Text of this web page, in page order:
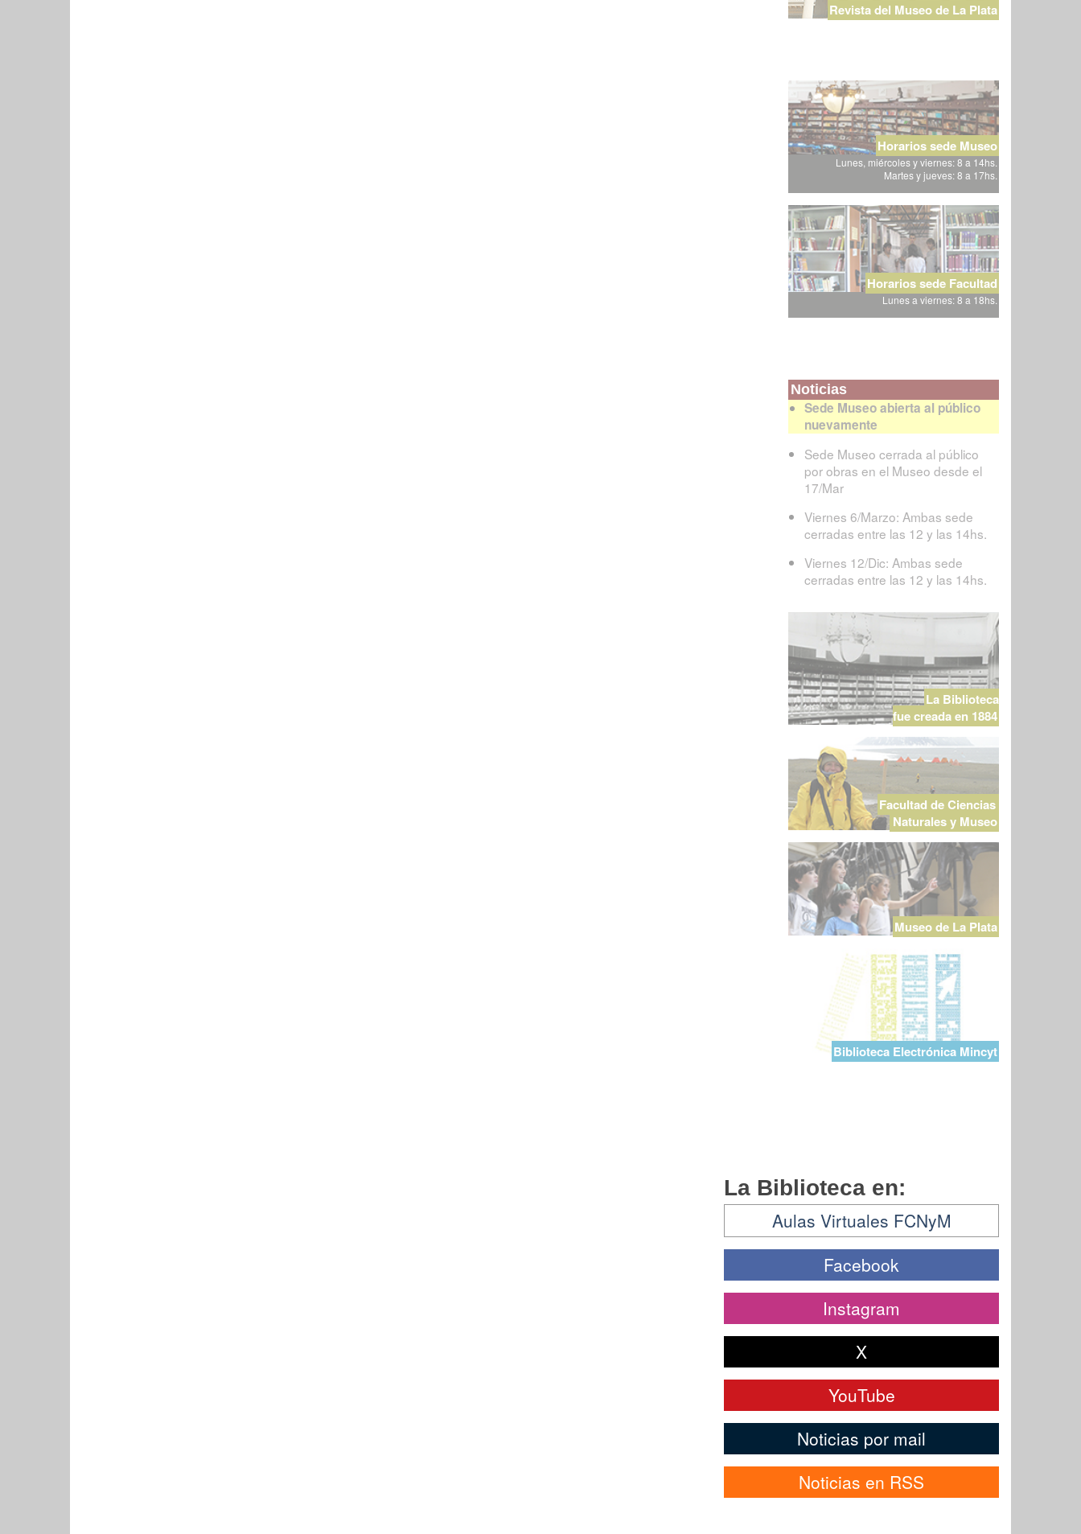
Revista del Museo de La Plata
Horarios sede Museo
Lunes, miércoles y viernes: 8 a 14hs.
Martes y jueves: 8 a 17hs.
Horarios sede Facultad
Lunes a viernes: 8 a 18hs.
Noticias
Sede Museo abierta al público
nuevamente
Sede Museo cerrada al público
por obras en el Museo desde el
17/Mar
Viernes 6/Marzo: Ambas sede
cerradas entre las 12 y las 14hs.
Viernes 12/Dic: Ambas sede
cerradas entre las 12 y las 14hs.
La Biblioteca
fue creada en 1884
Facultad de Ciencias
Naturales y Museo
Museo de La Plata
Biblioteca Electrónica Mincyt
La Biblioteca en:
Aulas Virtuales FCNyM
Facebook
Instagram
X
YouTube
Noticias por mail
Noticias en RSS